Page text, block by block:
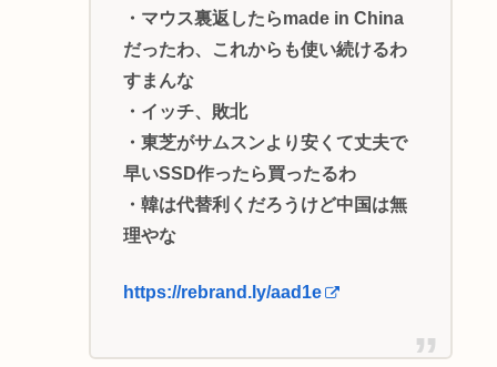
・マウス裏返したらmade in China
だったわ、これからも使い続けるわ
すまんな
・イッチ、敗北
・東芝がサムスンより安くて丈夫で
早いSSD作ったら買ったるわ
・韓は代替利くだろうけど中国は無
理やな
https://rebrand.ly/aad1e